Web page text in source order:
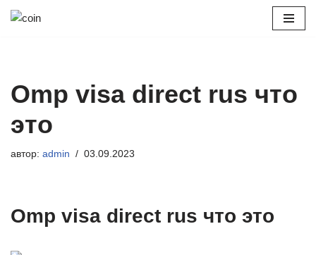
Omp visa direct rus что
это
автор: admin 03.09.2023
Omp visa direct rus что это